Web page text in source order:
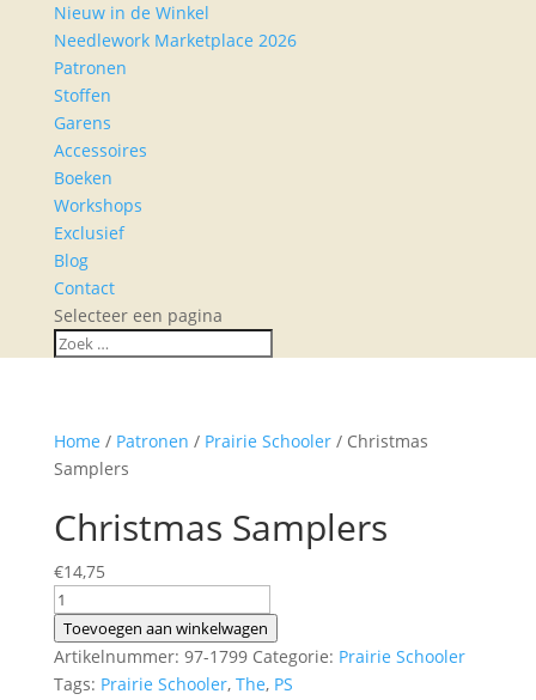
Nieuw in de Winkel
Needlework Marketplace 2026
Patronen
Stoffen
Garens
Accessoires
Boeken
Workshops
Exclusief
Blog
Contact
Selecteer een pagina
Home / Patronen / Prairie Schooler/ Christmas
Samplers
Christmas Samplers
€14,75
Christmas
Samplers
aantal
Toevoegen aan winkelwagen
Artikelnummer: 97-1799 Categorie: Prairie Schooler
Tags: Prairie Schooler, The, PS